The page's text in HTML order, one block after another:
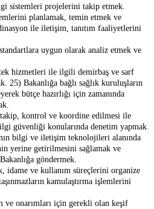
sistemleri projelerini takip etmek.
planlamak, temin etmek ve
ile iletişim, tanıtım faaliyetlerini
uygun olarak analiz etmek ve
hizmetleri ile ilgili demirbaş ve sarf
25) Bakanlığa bağlı sağlık kuruluşların
bütçe hazırlığı için zamanında
kontrol ve koordine edilmesi ile
güvenliği konularında denetim yapmak.
bilgi ve iletişim teknolojileri alanında
yerine getirilmesini sağlamak ve
göndermek.
idame ve kullanım süreçlerini organize
kamulaştırma işlemlerini
ve onarımları için gerekli olan keşif